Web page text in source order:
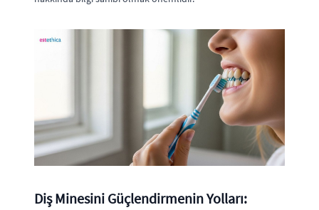
Diş Minesini Güçlendirmenin Yolları: